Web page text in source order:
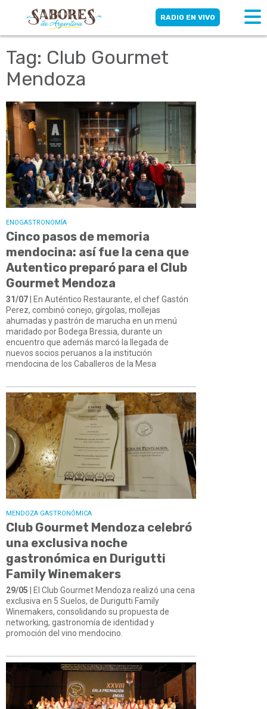
RADIO EN VIVO
Tag: Club Gourmet
Mendoza
ENOGASTRONOMÍA
Cinco pasos de memoria
mendocina: así fue la cena que
Autentico preparó para el Club
Gourmet Mendoza
31/07 | En Auténtico Restaurante, el chef Gastón
Perez, combinó conejo, gírgolas, mollejas
ahumadas y pastrón de marucha en un menú
maridado por Bodega Bressia, durante un
encuentro que además marcó la llegada de
nuevos socios peruanos a la institución
mendocina de los Caballeros de la Mesa
MENDOZA GASTRONÓMICA
Club Gourmet Mendoza celebró
una exclusiva noche
gastronómica en Durigutti
Family Winemakers
29/05 | El Club Gourmet Mendoza realizó una cena
exclusiva en 5 Suelos, de Durigutti Family
Winemakers, consolidando su propuesta de
networking, gastronomía de identidad y
promoción del vino mendocino.